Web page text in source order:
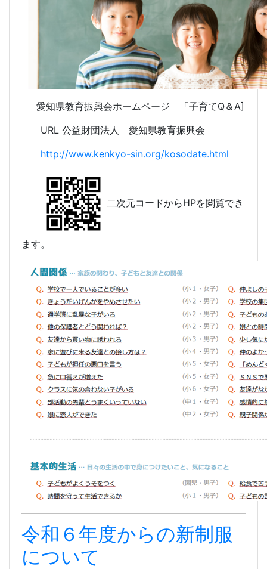
愛知県教育振興会ホームページ 「子育てQ＆A]
URL 公益財団法人 愛知県教育振興会
http://www.kenkyo-sin.org/kosodate.html
二次元コードからHPを閲覧でき
ます。
令和６年度からの新制服
について